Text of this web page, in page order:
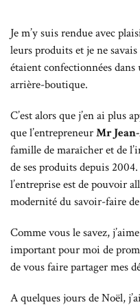
Je m’y suis rendue avec
leurs produits et je ne
étaient confectionnées
arrière-boutique.
C’est alors que j’en ai plus
que l’entrepreneurMr
famille de maraîcher et de
de ses produits depuis
l’entreprise est de pouvoir
modernité du savoir-faire
Comme vous le savez,
important pour moi de
de vous faire partager mes
A quelques jours de Noël,